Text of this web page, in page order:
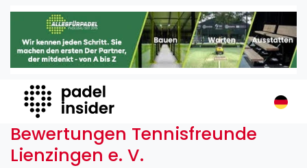
Padel Insider
Home
Organisationen
Buchungssysteme
Padel-Shops
Padel-Marken
Bewertungen Tennisfreunde
Lienzingen e. V.